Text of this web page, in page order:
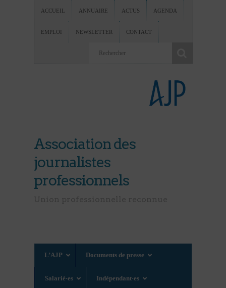
ACCUEIL ANNUAIRE ACTUS AGENDA
EMPLOI NEWSLETTER CONTACT
Association des
journalistes
professionnels
L’AJP Documents de presse
Salarié·es Indépendant·es